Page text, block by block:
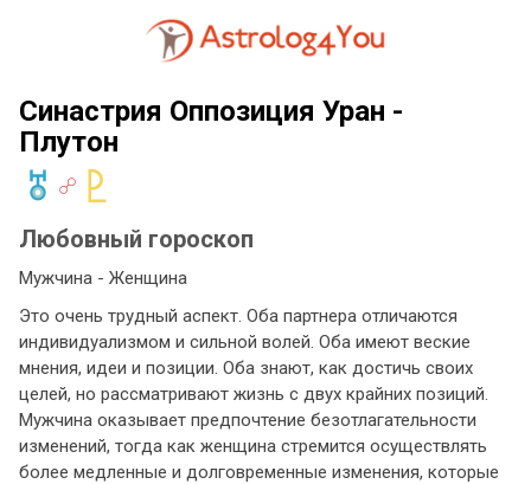
Синастрия Оппозиция Уран -
Плутон
Любовный гороскоп
Мужчина - Женщина
Это очень трудный аспект. Оба партнера отличаются
индивидуализмом и сильной волей. Оба имеют веские
мнения, идеи и позиции. Оба знают, как достичь своих
целей, но рассматривают жизнь с двух крайних позиций.
Мужчина оказывает предпочтение безотлагательности
изменений, тогда как женщина стремится осуществлять
более медленные и долговременные изменения, которые